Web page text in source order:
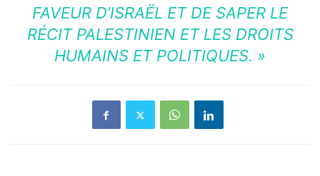
FAVEUR D’ISRAËL ET DE SAPER LE
RÉCIT PALESTINIEN ET LES DROITS
HUMAINS ET POLITIQUES. »